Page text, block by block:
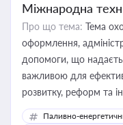
Міжнародна
Про що тема: Тема
оформлення,
допомоги, що
важливою для
розвитку, реформ та
Паливно-